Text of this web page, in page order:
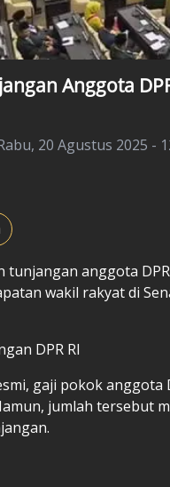
Anggota
20 Agustus 2025 -
tunjangan anggota
wakil rakyat di
DPR RI
gaji pokok anggota
jumlah tersebut